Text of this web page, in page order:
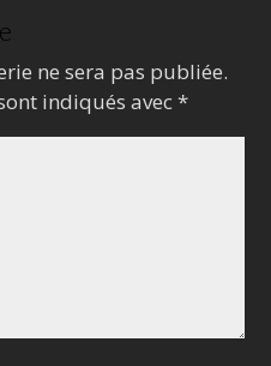
ne sera pas publiée.
indiqués avec*